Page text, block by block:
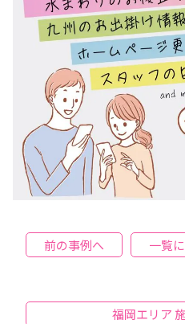
前の事例へ 一覧
福岡エリア